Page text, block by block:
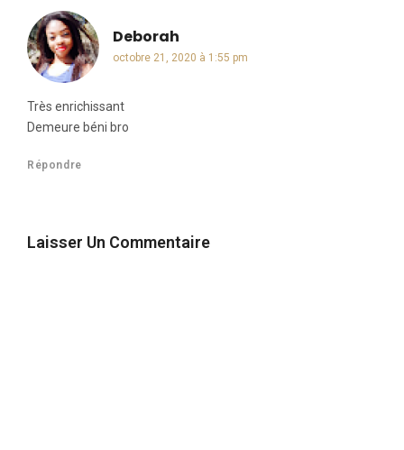
Deborah
octobre 21, 2020 à 1:55 pm
Très enrichissant
Demeure béni bro
Répondre
Laisser Un Commentaire